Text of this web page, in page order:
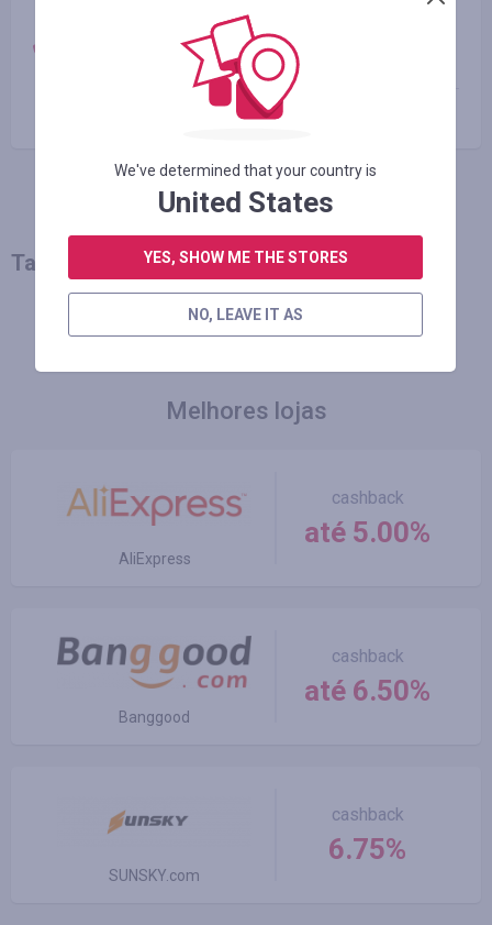
Сергей Виговский
14.05.2017 19:59
Talvez você também goste
Melhores lojas
AliExpress
cashback
até 5.00%
Banggood
cashback
até 6.50%
SUNSKY.com
cashback
6.75%
We've determined that your country is
United States
YES, SHOW ME THE STORES
NO, LEAVE IT AS